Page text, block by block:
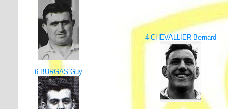
4-CHEVALLIER Bernard
6-BURGAS Guy